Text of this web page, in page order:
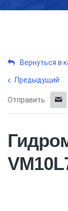
Вернуться в
Предыдущий
Отправить